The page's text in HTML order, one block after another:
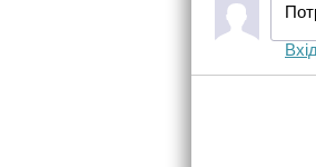
Вхід